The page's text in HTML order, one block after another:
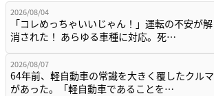
2026/08/04
「コレめっちゃいいじゃん！」運転の不安が解
消された！ あらゆる車種に対応。死…
2026/08/07
64年前、軽自動車の常識を大きく覆したクルマ
があった。「軽自動車であることを…